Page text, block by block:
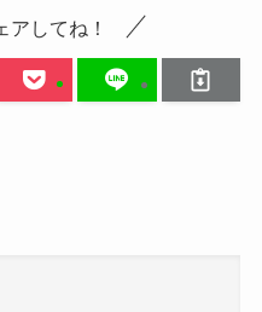
アしてね！